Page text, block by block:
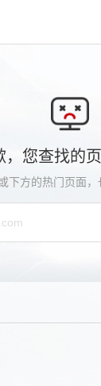
，您查找的
下方的热门页面